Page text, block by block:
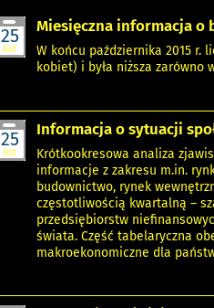
25
list
Miesięczna informacja o
W końcu października 2015 r.
kobiet) i była niższa zarówno
25
list
Informacja o sytuacji
Krótkookresowa analiza
informacje z zakresu m.in.
budownictwo, rynek
częstotliwością kwartalną –
przedsiębiorstw
świata. Część tabelaryczna
makroekonomiczne dla